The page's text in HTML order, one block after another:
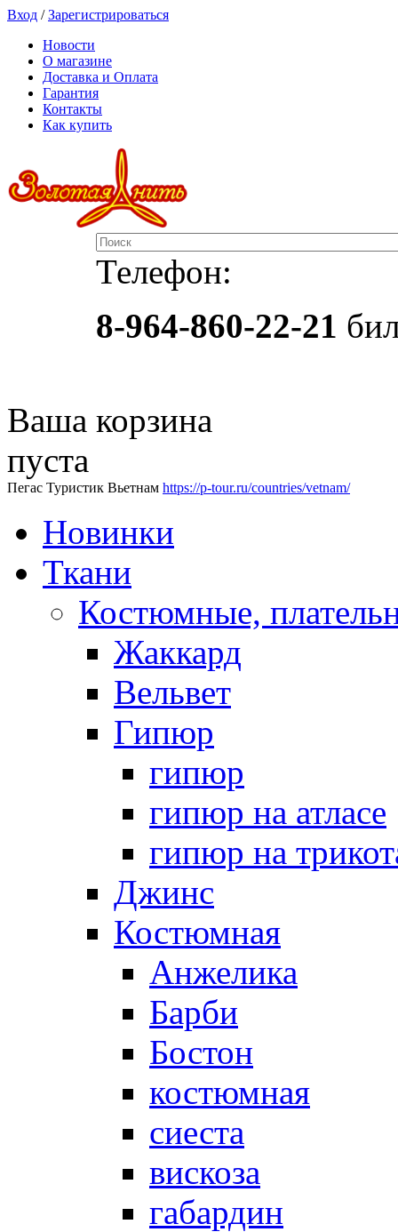
Вход /Зарегистрироваться
Новости
О магазине
Доставка и Оплата
Гарантия
Контакты
Как купить
Телефон:
8-964-860-22-21
Ваша корзина
пуста
Пегас Туристик Вьетнам https://p-tour.ru/countries/vetnam/
Новинки
Ткани
Костюмные,
Жаккард
Вельвет
Гипюр
гипюр
гипюр на атласе
гипюр на
Джинс
Костюмная
Анжелика
Барби
Бостон
костюмная
сиеста
вискоза
габардин